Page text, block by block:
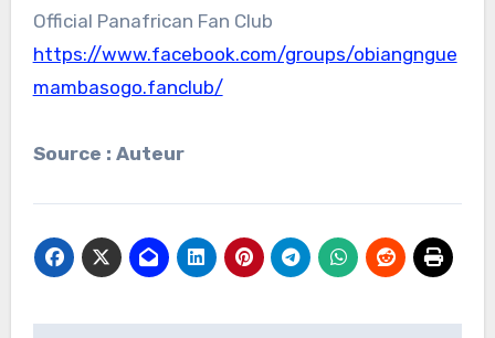
Official Panafrican Fan Club
https://www.facebook.com/groups/obiangngue
mambasogo.fanclub/
Source : Auteur